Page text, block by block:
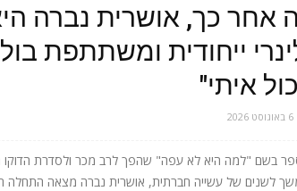
אחר כך, אושרית נברה
ייחודית ומשתתפת
איתי"
6 באוגוסט 2026
בשם "למה היא לא עפה" שהפך לרב מכר ולסדרת
לשנים של עשייה חברתית, אושרית נברה מצאה